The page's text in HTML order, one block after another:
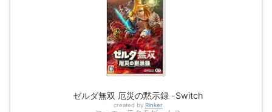
ゼルダ無双 厄災の黙示録 -Switch